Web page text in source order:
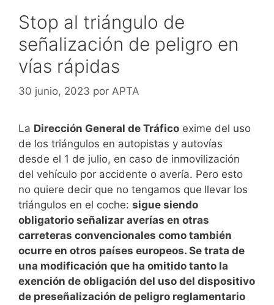
Stop al triángulo de
señalización de peligro en
vías rápidas
30 junio, 2023 por APTA
La Dirección General de Tráfico exime del uso
de los triángulos en autopistas y autovías
desde el 1 de julio, en caso de inmovilización
del vehículo por accidente o avería. Pero esto
no quiere decir que no tengamos que llevar los
triángulos en el coche: sigue siendo
obligatorio señalizar averías en otras
carreteras convencionales como también
ocurre en otros países europeos. Se trata de
una modificación que ha omitido tanto la
exención de obligación del uso del dispositivo
de preseñalización de peligro reglamentario